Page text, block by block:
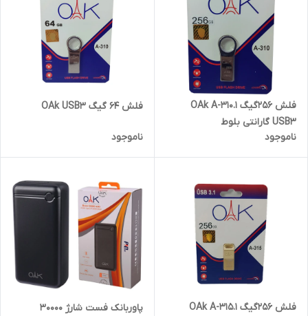
فلش 256گیگ 1.OAk A-310
USB3 گارانتی بلوط
ناموجود
فلش 64 گیگ OAk USB3
ناموجود
فلش 256گیگ 1.OAk A-315
پاوربانک فست شارژ 30000